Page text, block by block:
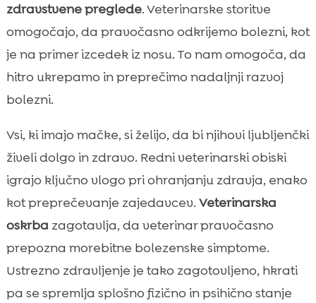
zdravstvene preglede. Veterinarske storitve
omogočajo, da pravočasno odkrijemo bolezni, kot
je na primer izcedek iz nosu. To nam omogoča, da
hitro ukrepamo in preprečimo nadaljnji razvoj
bolezni.
Vsi, ki imajo mačke, si želijo, da bi njihovi ljubljenčki
živeli dolgo in zdravo. Redni veterinarski obiski
igrajo ključno vlogo pri ohranjanju zdravja, enako
kot preprečevanje zajedavcev. Veterinarska
oskrba zagotavlja, da veterinar pravočasno
prepozna morebitne bolezenske simptome.
Ustrezno zdravljenje je tako zagotovljeno, hkrati
pa se spremlja splošno fizično in psihično stanje